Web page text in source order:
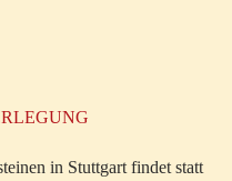
in Stuttgart findet statt